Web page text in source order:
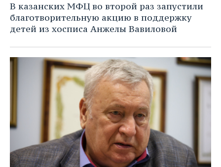
В казанских МФЦ во второй раз запустили
благотворительную акцию в поддержку
детей из хосписа Анжелы Вавиловой